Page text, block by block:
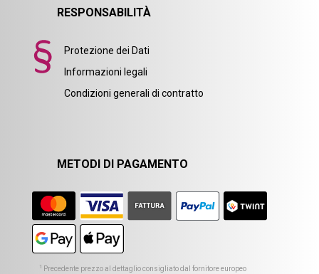
RESPONSABILITÀ
Protezione dei Dati
Informazioni legali
Condizioni generali di contratto
METODI DI PAGAMENTO
1 Precedente prezzo al dettaglio consigliato dal fornitore europeo